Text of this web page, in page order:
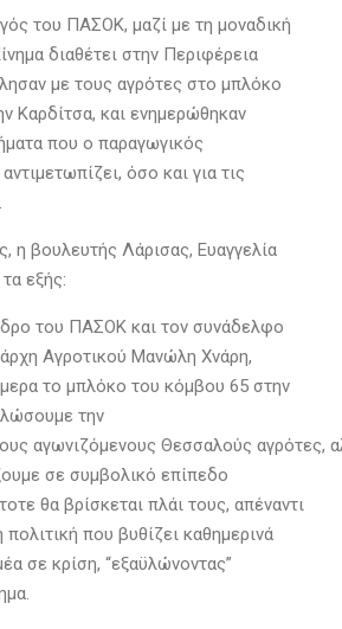
του ΠΑΣΟΚ, μαζί με τη μοναδική
διαθέτει στην Περιφέρεια
με τους αγρότες στο μπλόκο
Καρδίτσα, και ενημερώθηκαν
που ο παραγωγικός
όσο και για τις
η βουλευτής Λάρισας, Ευαγγελία
εξής:
του ΠΑΣΟΚ και τον συνάδελφο
Αγροτικού Μανώλη Χνάρη,
το μπλόκο του κόμβου 65 στην
την
αγωνιζόμενους Θεσσαλούς αγρότες,
σε συμβολικό επίπεδο
θα βρίσκεται πλάι τους, απέναντι
πολιτική που βυθίζει καθημερινά
σε κρίση, “εξαϋλώνοντας”